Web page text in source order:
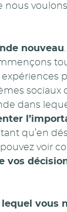
nous
nouveau
sociaux
dans
qu’en
voir
vos
vous